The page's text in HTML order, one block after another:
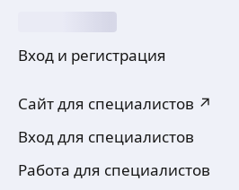
Вход и регистрация
Сайт для специалистов ↗
Вход для специалистов
Работа для специалистов